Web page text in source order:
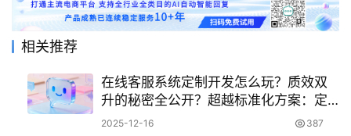
相关推荐
在线客服系统定制开发怎么玩？质效双
升的秘密全公开？超越标准化方案：定
制开发作为破局关键，如何以AI处理
2025-12-16 387